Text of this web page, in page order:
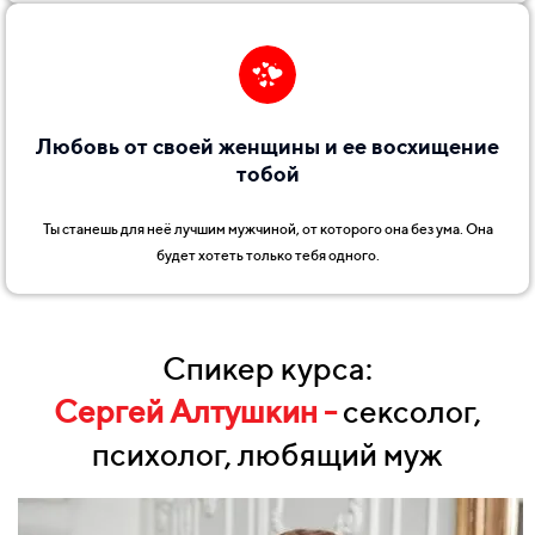
Любовь от своей женщины и ее восхищение
тобой
Ты станешь для неё лучшим мужчиной, от которого она без ума. Она
будет хотеть только тебя одного.
Спикер курса:
Сергей Алтушкин -сексолог,
психолог, любящий муж